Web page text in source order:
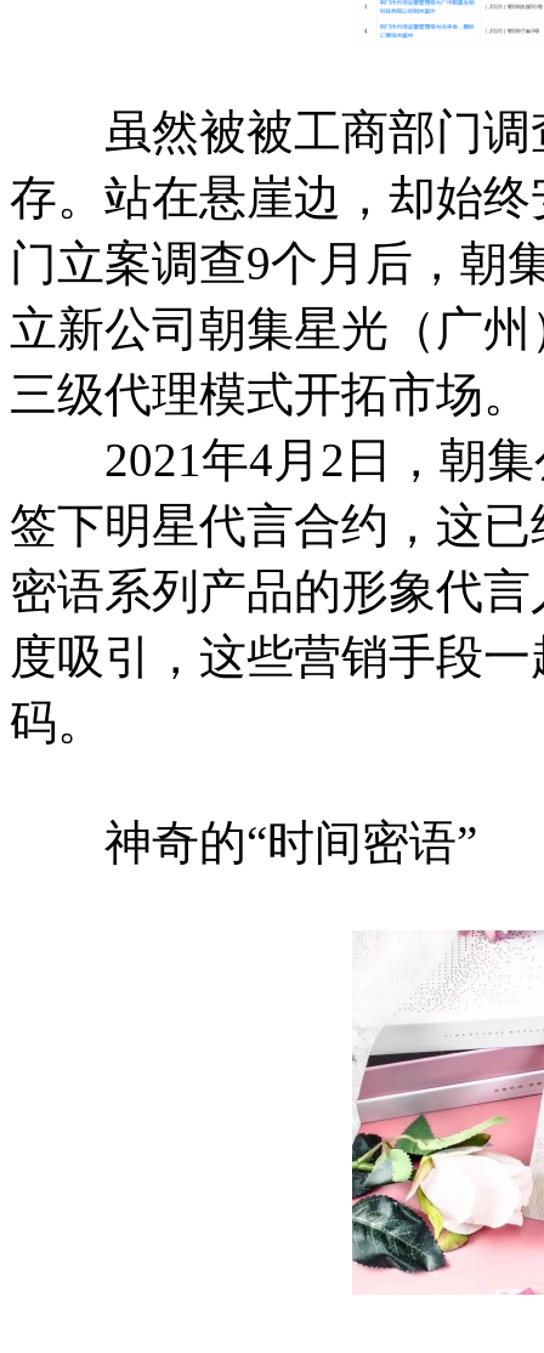
虽然被被工商部门调
存。站在悬崖边，却始
门立案调查9个月后，朝
立新公司朝集星光（广
三级代理模式开拓市场。
2021年4月2日，朝集
签下明星代言合约，这
密语系列产品的形象代
度吸引，这些营销手段
码。
神奇的“时间密语”